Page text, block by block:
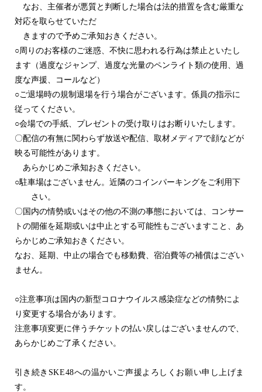
なお、主催者が悪質と判断した場合は法的措置を含む厳重な
対応を取らせていただ
きますので予めご承知おきください。
○周りのお客様のご迷惑、不快に思われる行為は禁止といたし
ます（過度なジャンプ、過度な光量のペンライト類の使用、過
度な声援、コールなど）
○ご退場時の規制退場を行う場合がございます。係員の指示に
従ってください。
○会場での手紙、プレゼントの受け取りはお断りいたします。
〇配信の有無に関わらず放送や配信、取材メディアで顔などが
映る可能性があります。
あらかじめご承知おきください。
○駐車場はございません。近隣のコインパーキングをご利用下
さい。
〇国内の情勢或いはその他の不測の事態においては、コンサー
トの開催を延期或いは中止とする可能性もございますこと、あ
らかじめご承知おきください。
なお、延期、中止の場合でも移動費、宿泊費等の補償はござい
ません。
○注意事項は国内の新型コロナウイルス感染症などの情勢によ
り変更する場合があります。
注意事項変更に伴うチケットの払い戻しはございませんので、
あらかじめご了承ください。
引き続き SKE48への温かいご声援よろしくお願い申し上げま
す。